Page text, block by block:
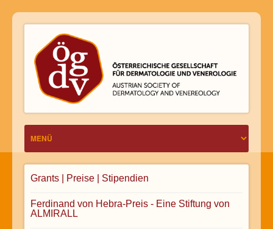
Grants | Preise | Stipendien
Ferdinand von Hebra-Preis - Eine Stiftung von
ALMIRALL